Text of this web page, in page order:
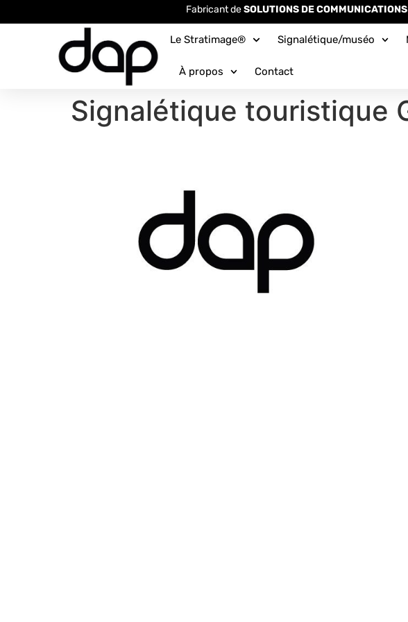
Fabricant deSOLUTIONS DE
Le Stratimage® Signalétique/muséo
À propos Contact
Signalétique touristique